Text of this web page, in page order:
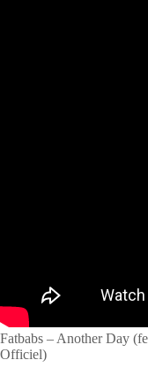
Fatbabs – Another Day
Officiel)